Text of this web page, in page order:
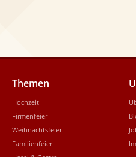
Themen
Hochzeit
Firmenfeier
Weihnachtsfeier
Familienfeier